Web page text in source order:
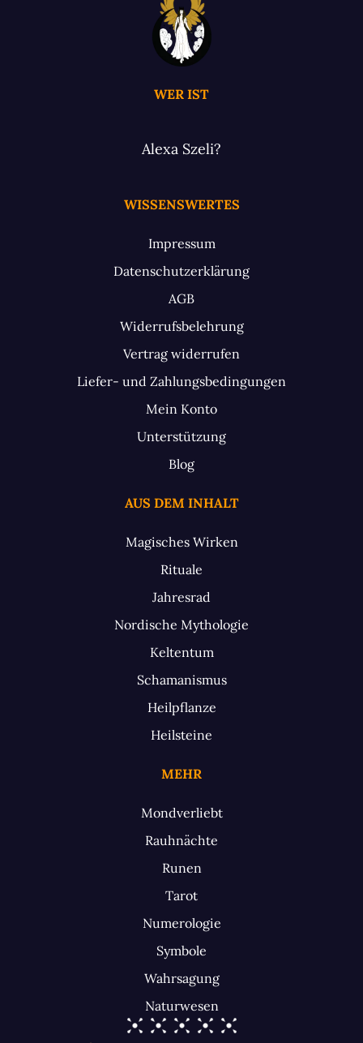
WER IST
Alexa Szeli?
WISSENSWERTES
Impressum
Datenschutzerklärung
AGB
Widerrufsbelehrung
Vertrag widerrufen
Liefer- und Zahlungsbedingungen
Mein Konto
Unterstützung
Blog
AUS DEM INHALT
Magisches Wirken
Rituale
Jahresrad
Nordische Mythologie
Keltentum
Schamanismus
Heilpflanze
Heilsteine
MEHR
Mondverliebt
Rauhnächte
Runen
Tarot
Numerologie
Symbole
Wahrsagung
Naturwesen